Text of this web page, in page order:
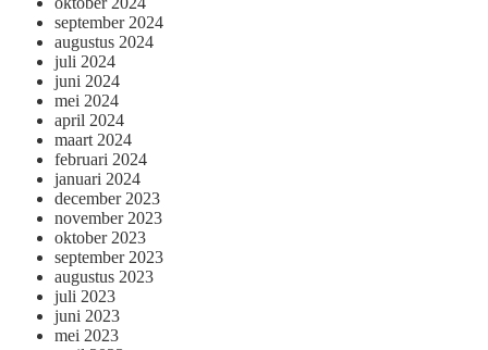
september 2024
augustus 2024
juli 2024
juni 2024
mei 2024
april 2024
maart 2024
februari 2024
januari 2024
december 2023
november 2023
oktober 2023
september 2023
augustus 2023
juli 2023
juni 2023
mei 2023